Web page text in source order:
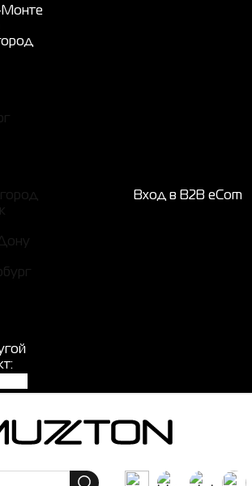
Монте
Вход в B2B eCom